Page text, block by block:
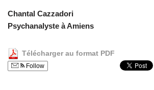
Chantal Cazzadori
Psychanalyste à Amiens
Télécharger au format PDF
Follow